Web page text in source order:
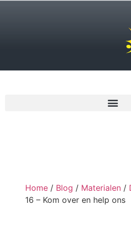
Home / Blog / Materialen /
16 – Kom over en help ons